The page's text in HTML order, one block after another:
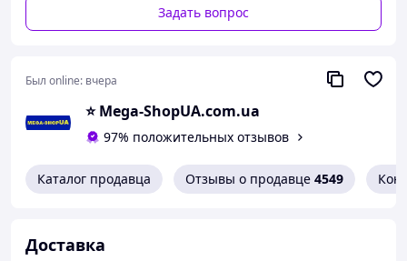
При покупке нескольких товаров из раздела Интим
товаров - Вы получаете дополнительно маленький
Трусы слоник Красные для мужчин, которые хотят
сделать сюрприз или подарок для своих любимых
Уход: Ручная стирка при температуре не выше 20-30
Особенности:
Задать вопрос
Был online: вчера
⭐️ Mega-ShopUA.com.ua
97% положительных отзывов
Каталог продавца Отзывы о продавце 4549
Доставка